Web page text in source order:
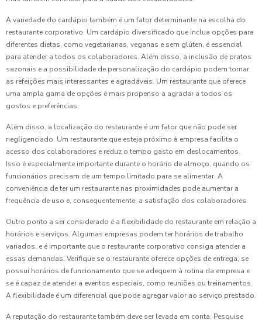
A variedade do cardápio também é um fator determinante na escolha do
restaurante corporativo. Um cardápio diversificado que inclua opções para
diferentes dietas, como vegetarianas, veganas e sem glúten, é essencial
para atender a todos os colaboradores. Além disso, a inclusão de pratos
sazonais e a possibilidade de personalização do cardápio podem tornar
as refeições mais interessantes e agradáveis. Um restaurante que oferece
uma ampla gama de opções é mais propenso a agradar a todos os
gostos e preferências.
Além disso, a localização do restaurante é um fator que não pode ser
negligenciado. Um restaurante que esteja próximo à empresa facilita o
acesso dos colaboradores e reduz o tempo gasto em deslocamentos.
Isso é especialmente importante durante o horário de almoço, quando os
funcionários precisam de um tempo limitado para se alimentar. A
conveniência de ter um restaurante nas proximidades pode aumentar a
frequência de uso e, consequentemente, a satisfação dos colaboradores.
Outro ponto a ser considerado é a flexibilidade do restaurante em relação a
horários e serviços. Algumas empresas podem ter horários de trabalho
variados, e é importante que o restaurante corporativo consiga atender a
essas demandas. Verifique se o restaurante oferece opções de entrega, se
possui horários de funcionamento que se adequem à rotina da empresa e
se é capaz de atender a eventos especiais, como reuniões ou treinamentos.
A flexibilidade é um diferencial que pode agregar valor ao serviço prestado.
A reputação do restaurante também deve ser levada em conta. Pesquise